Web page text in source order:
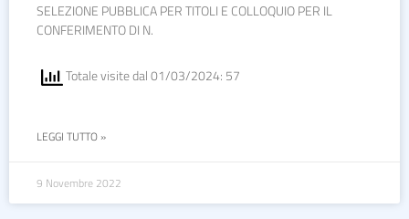
SELEZIONE PUBBLICA PER TITOLI E COLLOQUIO PER IL
CONFERIMENTO DI N.
Totale visite dal 01/03/2024: 57
LEGGI TUTTO »
9 Novembre 2022